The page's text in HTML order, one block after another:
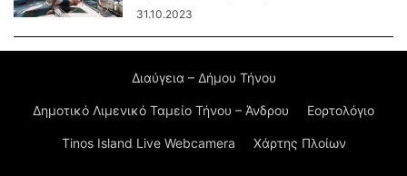
31.10.2023
Διαύγεια – Δήμου Τήνου
Δημοτικό Λιμενικό Ταμείο Τήνου – Άνδρου Εορτολόγιο
Tinos Island Live Webcamera Χάρτης Πλοίων